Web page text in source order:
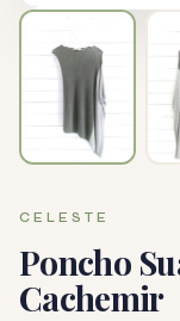
CELESTE
Poncho
Cachemir